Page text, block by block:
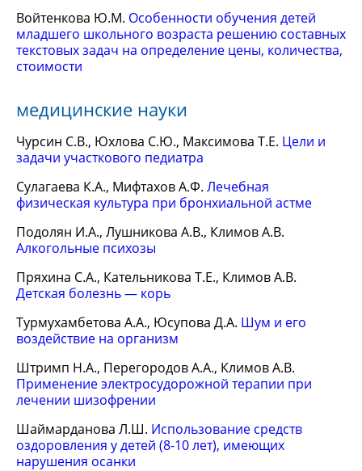
Войтенкова Ю.М. Особенности обучения детей
младшего школьного возраста решению составных
текстовых задач на определение цены, количества,
стоимости
медицинские науки
Чурсин С.В., Юхлова С.Ю., Максимова Т.Е. Цели и
задачи участкового педиатра
Сулагаева К.А., Мифтахов А.Ф. Лечебная
физическая культура при бронхиальной астме
Подолян И.А., Лушникова А.В., Климов А.В.
Алкогольные психозы
Пряхина С.А., Кательникова Т.Е., Климов А.В.
Детская болезнь — корь
Турмухамбетова А.А., Юсупова Д.А. Шум и его
воздействие на организм
Штримп Н.А., Перегородов А.А., Климов А.В.
Применение электросудорожной терапии при
лечении шизофрении
Шаймарданова Л.Ш. Использование средств
оздоровления у детей (8-10 лет), имеющих
нарушения осанки